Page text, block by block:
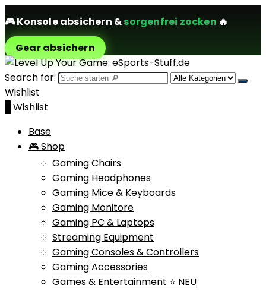
🎮Konsole absichern &sorgenfrei zocken 🔥
Gear absichern
Search for:
Wishlist
Wishlist
Base
🎮 Shop
Gaming Chairs
Gaming Headphones
Gaming Mice & Keyboards
Gaming Monitore
Gaming PC & Laptops
Streaming Equipment
Gaming Consoles & Controllers
Gaming Accessories
Games & Entertainment ⭐ NEU